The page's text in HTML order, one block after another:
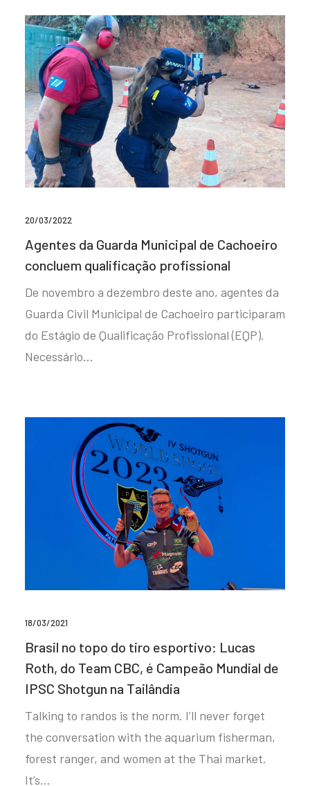
20/03/2022
Agentes da Guarda Municipal de Cachoeiro
concluem qualificação profissional
De novembro a dezembro deste ano, agentes da
Guarda Civil Municipal de Cachoeiro participaram
do Estágio de Qualificação Profissional (EQP).
Necessário…
18/03/2021
Brasil no topo do tiro esportivo: Lucas
Roth, do Team CBC, é Campeão Mundial de
IPSC Shotgun na Tailândia
Talking to randos is the norm. I’ll never forget
the conversation with the aquarium fisherman,
forest ranger, and women at the Thai market.
It’s…